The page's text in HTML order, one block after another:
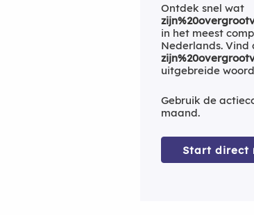
Ontdek snel wat
in het meest
Nederlands.
uitgebreide
Gebruik de
maand.
Start direct